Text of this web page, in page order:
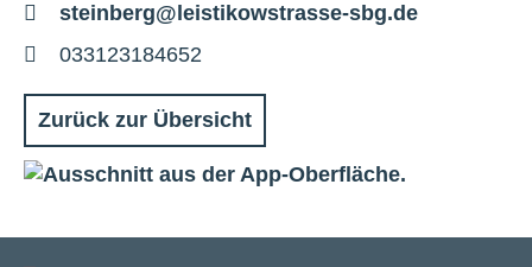
E-
Mail
steinberg@leistikowstrasse-sbg.de
Telefon
033123184652
Zurück zur Übersicht